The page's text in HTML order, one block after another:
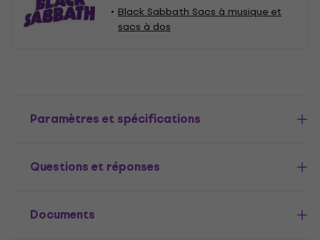
Black Sabbath Sacs à musique et
sacs à dos
Paramètres et spécifications
Questions et réponses
Documents